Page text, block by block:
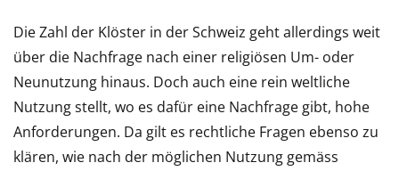
Die Zahl der Klöster in der Schweiz geht allerdings weit
über die Nachfrage nach einer religiösen Um- oder
Neunutzung hinaus. Doch auch eine rein weltliche
Nutzung stellt, wo es dafür eine Nachfrage gibt, hohe
Anforderungen. Da gilt es rechtliche Fragen ebenso zu
klären, wie nach der möglichen Nutzung gemäss